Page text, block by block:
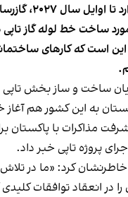
این کشور قصد
مورد ساخت خط لوله گاز
است که کارهای
ساخت و ساز بخش تاپی
به این کشور هم
مذاکرات با پاکستان
پروژه تاپی خبر داد.
خاطرنشان کرد: «ما در
در انعقاد توافقات کلیدی